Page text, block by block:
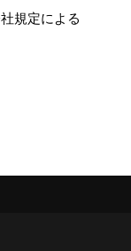
規定による